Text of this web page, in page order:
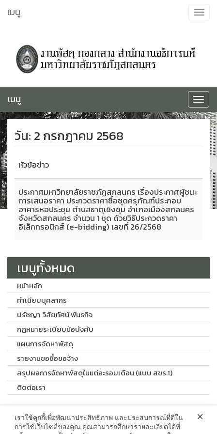
ไป
Toggle
เมนู
Toggle
เมนู
วัน: 2 กรกฎาคม 2568
หัวข้อข่าว
ประกาศมหาวิทยาลัยราชภัฏสกลนคร เรื่องประกาศผู้ชนะ
การเสนอราคา ประกวดราคาซื้อชุดครุภัณฑ์ประกอบ
อาคารหอประชุม ตำบลธาตุเชิงชุม อำเภอเมืองสกลนคร
จังหวัดสกลนคร จำนวน 1 ชุด ด้วยวิธีประกวดราคา
อิเล็กทรอนิกส์ (e-bidding) เลขที่ 26/2568
เมนูทั้งหมด
หน้าหลัก
ทำเนียบบุคลากร
ปรัชญา วิสัยทัศน์ พันธกิจ
กฏหมายระเบียบข้อบังคับ
แผนการจัดหาพัสดุ
รายงานขอซื้อขอจ้าง
สรุปผลการจัดหาพัสดุในแต่ละรอบเดือน (แบบ สขร.1)
ติดต่อเรา
ติดต่อเรา
เราใช้คุกกี้เพื่อพัฒนาประสิทธิภาพ และประสบการณ์ที่ดีใน
การใช้เว็บไซต์ของคุณ คุณสามารถศึกษารายละเอียดได้ที่